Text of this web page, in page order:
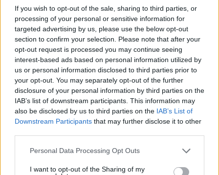
If you wish to opt-out of the sale, sharing to third parties, or
processing of your personal or sensitive information for
targeted advertising by us, please use the below opt-out
section to confirm your selection. Please note that after your
opt-out request is processed you may continue seeing
interest-based ads based on personal information utilized by
us or personal information disclosed to third parties prior to
your opt-out. You may separately opt-out of the further
disclosure of your personal information by third parties on the
IAB’s list of downstream participants. This information may
also be disclosed by us to third parties on the IAB’s List of
Downstream Participants that may further disclose it to other
Please note that this website/app uses one or more Google
not limited to your visit or usage behaviour. You may click to
Personal Data Processing Opt Outs
I want to opt-out of the Sharing of my
03.08.2026, 11:06